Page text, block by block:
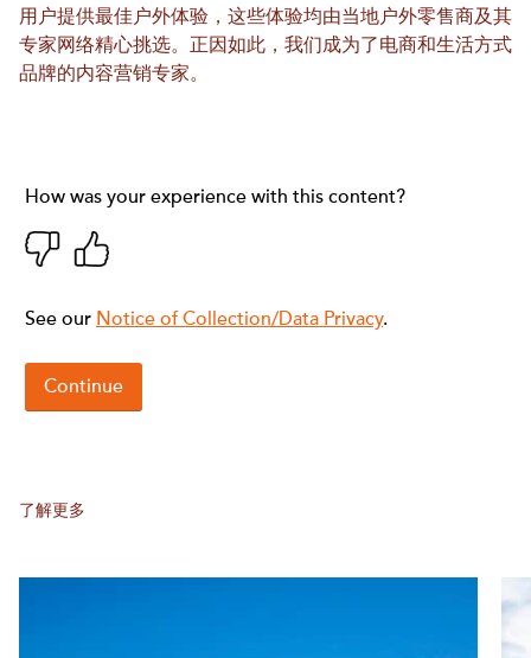
用户提供最佳户外体验，这些体验均由当地户外零售商及其
专家网络精心挑选。正因如此，我们成为了电商和生活方式
品牌的内容营销专家。
了解更多